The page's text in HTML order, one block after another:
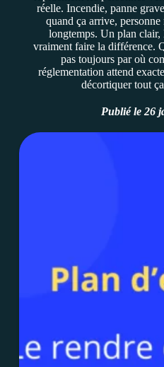
réelle. Incendie, panne
quand ça arrive,
longtemps. Un plan
vraiment faire la différence.
pas toujours par où
réglementation attend
décortiquer tout
Publié le 26